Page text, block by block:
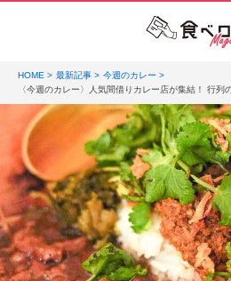
HOME 最新記事
今週のカレー
〈今週のカレー〉人気間借りカレー店が集結！ 行列